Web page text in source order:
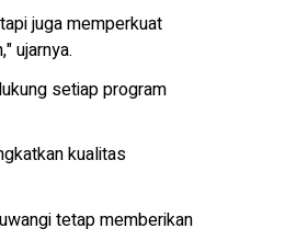
juga memperkuat
ujarnya.
setiap program
kualitas
tetap memberikan